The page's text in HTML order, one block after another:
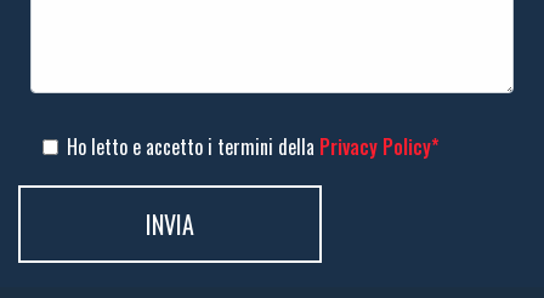
Ho letto e accetto i termini della Privacy Policy*